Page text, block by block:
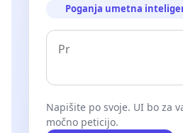
Poganja umetna
Napišite po svoje. UI bo za
močno peticijo.